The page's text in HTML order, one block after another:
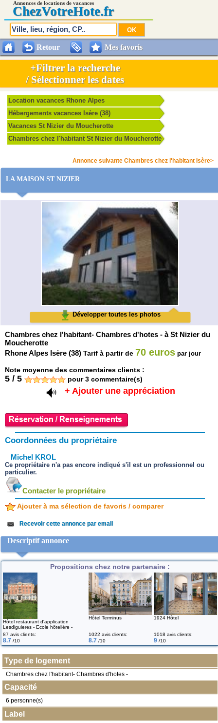
Location vacances Rhone Alpes
Hébergements vacances Isère (38)
Vacances St Nizier du Moucherotte
Chambres chez l'habitant St Nizier du Moucherotte
Annonce suivante Chambres chez l'habitant Isère>
LA MAISON ST NIZIER
Développer toutes les photos
Chambres chez l'habitant- Chambres d'hotes - à St Nizier du
Moucherotte
Rhone Alpes Isère (38) Tarif à partir de 70 euros par jour
Note moyenne des commentaires clients :
5 / 5 pour3 commentaire(s)
+ Ajouter une appréciation
Coordonnées du propriétaire
Michel KROL
Ce propriétaire n'a pas encore indiqué s'il est un professionnel ou
particulier.
Contacter le propriétaire
Ajouter à ma sélection de favoris / comparer
Recevoir cette annonce par email
Descriptif annonce
Propositions chez notre partenaire :
Hôtel restaurant d'application
Lesdiguieres - Ecole hôtelière -
Hôtel Terminus 1924 Hôtel
87 avis clients:
8.7 /10
1022 avis clients:
8.7 /10
1018 avis clients:
9 /10
Type de logement
Chambres chez l'habitant- Chambres d'hotes -
Capacité
6 personne(s)
Label
Retour Mes favoris
Annonces de locations de vacances
ChezVotreHote.fr
+Filtrer la recherche
/ Sélectionner les dates